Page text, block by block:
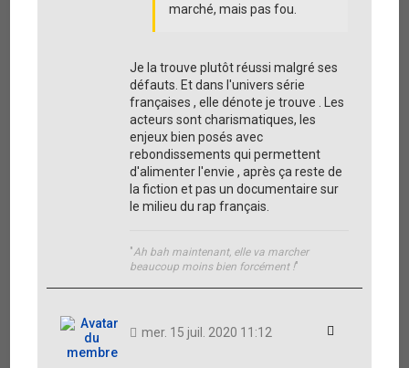
marché, mais pas fou.
Je la trouve plutôt réussi malgré ses
défauts. Et dans l'univers série
françaises , elle dénote je trouve . Les
acteurs sont charismatiques, les
enjeux bien posés avec
rebondissements qui permettent
d'alimenter l'envie , après ça reste de
la fiction et pas un documentaire sur
le milieu du rap français.
"Ah bah maintenant, elle va marcher
beaucoup moins bien forcément !"
mer. 15 juil. 2020 11:12